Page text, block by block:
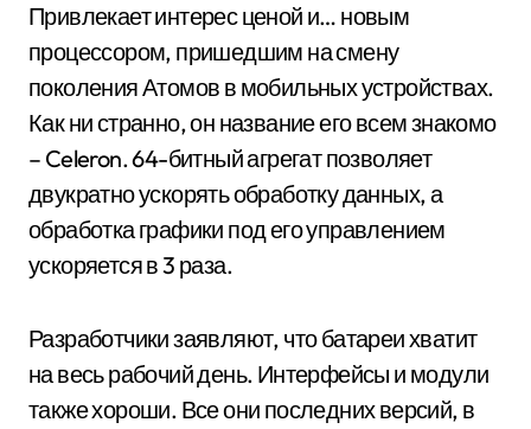
Привлекает интерес ценой и… новым
процессором, пришедшим на смену
поколения Атомов в мобильных устройствах.
Как ни странно, он название его всем знакомо
– Celeron. 64-битный агрегат позволяет
двукратно ускорять обработку данных, а
обработка графики под его управлением
ускоряется в 3 раза.
Разработчики заявляют, что батареи хватит
на весь рабочий день. Интерфейсы и модули
также хороши. Все они последних версий, в